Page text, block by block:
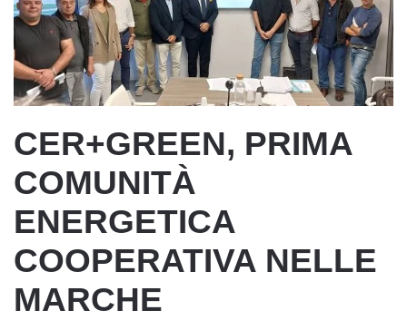
CER+GREEN, PRIMA
COMUNITÀ
ENERGETICA
COOPERATIVA NELLE
MARCHE